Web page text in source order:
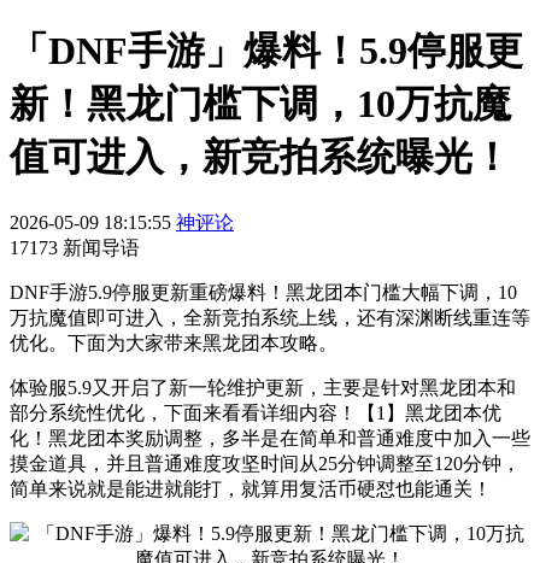
「DNF手游」爆料！5.9停服更
新！黑龙门槛下调，10万抗魔
值可进入，新竞拍系统曝光！
2026-05-09 18:15:55 神评论
17173 新闻导语
DNF手游5.9停服更新重磅爆料！黑龙团本门槛大幅下调，10
万抗魔值即可进入，全新竞拍系统上线，还有深渊断线重连等
优化。下面为大家带来黑龙团本攻略。
体验服5.9又开启了新一轮维护更新，主要是针对黑龙团本和
部分系统性优化，下面来看看详细内容！【1】黑龙团本优
化！黑龙团本奖励调整，多半是在简单和普通难度中加入一些
摸金道具，并且普通难度攻坚时间从25分钟调整至120分钟，
简单来说就是能进就能打，就算用复活币硬怼也能通关！